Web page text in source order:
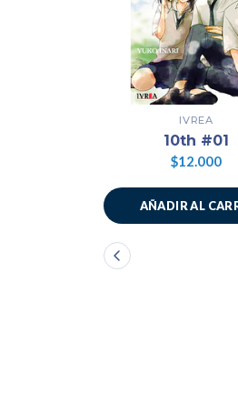
IVREA
10th #01
$12.000
AÑADIR AL